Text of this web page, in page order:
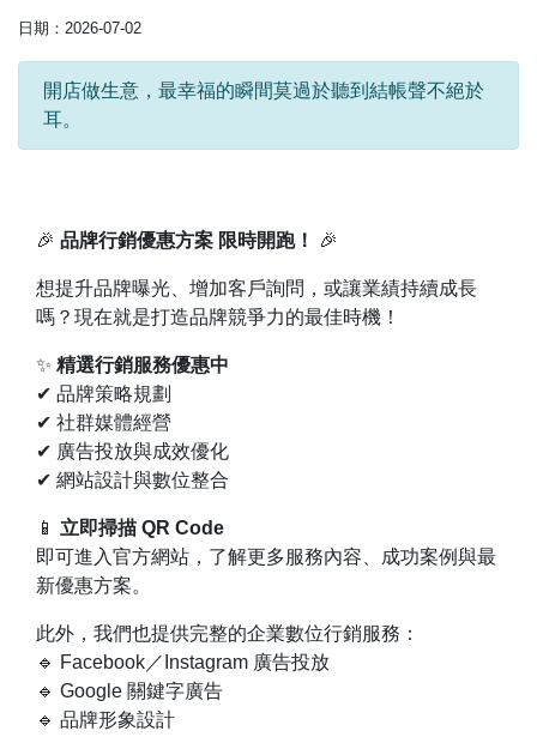
日期：2026-07-02
開店做生意，最幸福的瞬間莫過於聽到結帳聲不絕於
耳。
🎉 品牌行銷優惠方案 限時開跑！ 🎉
想提升品牌曝光、增加客戶詢問，或讓業績持續成長
嗎？現在就是打造品牌競爭力的最佳時機！
✨ 精選行銷服務優惠中
✔ 品牌策略規劃
✔ 社群媒體經營
✔ 廣告投放與成效優化
✔ 網站設計與數位整合
📱 立即掃描 QR Code
即可進入官方網站，了解更多服務內容、成功案例與最
新優惠方案。
此外，我們也提供完整的企業數位行銷服務：
🔹 Facebook／Instagram 廣告投放
🔹 Google 關鍵字廣告
🔹 品牌形象設計